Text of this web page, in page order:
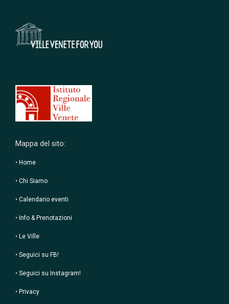
Mappa del sito:
• Home
• Chi Siamo
• Calendario eventi
• Info & Prenotazioni
• Le Ville
• Seguici su FB!
• Seguici su Instagram!
• Privacy